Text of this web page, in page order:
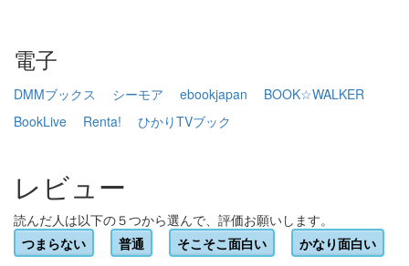
電子
DMMブックス シーモア ebookjapan
BOOK☆WALKER
BookLive
Renta! ひかりTVブック
レビュー
読んだ人は以下の５つから選んで、評価お願いします。
つまらない
普通 そこそこ面白い かなり面白い